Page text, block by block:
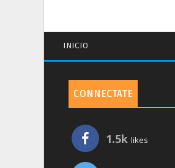
INICIO
CONNECTATE
1.5k likes